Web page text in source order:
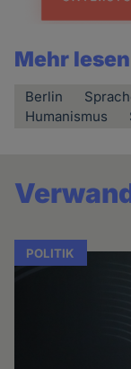
Mehr
Berlin
Humanismus
POLITIK